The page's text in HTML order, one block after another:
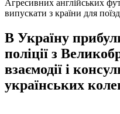
Агресивних англійських
випускати з країни для
В Україну
поліції з
взаємодії і
українських